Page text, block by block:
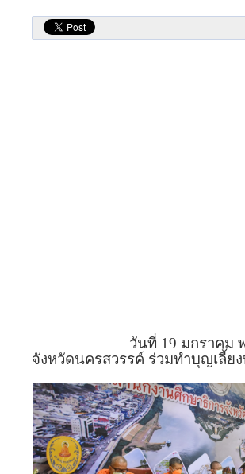
วันที่ 19 มกราคม พ.ศ
จังหวัดนครสวรรค์ ร่วมทำบุญเลี้ย